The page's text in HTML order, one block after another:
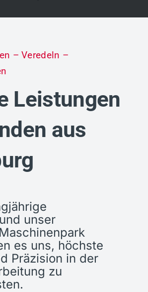
– Veredeln –
Leistungen
aus
unser
es uns, höchste
Präzision in der
zu